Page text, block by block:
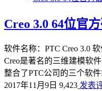
Creo 3.0 64位官
软件名称：PTC Creo 3.0
Creo是著名的三维建模软
整合了PTC公司的三个软件
2017年11月9日 9,423 发表